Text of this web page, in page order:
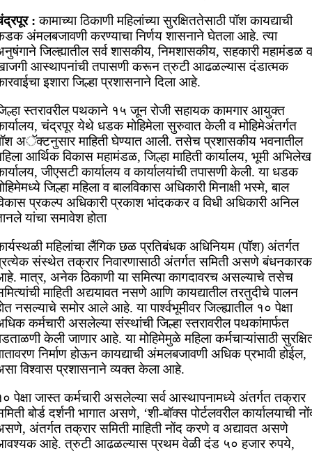
:कामाच्या ठिकाणी महिलांच्या सुरक्षिततेसाठी पॉश कायद्याची
अंमलबजावणी करण्याचा निर्णय शासनाने घेतला आहे. त्या
जिल्ह्यातील सर्व शासकीय, निमशासकीय, सहकारी महामंडळ व
आस्थापनांची तपासणी करून त्रुटी आढळल्यास दंडात्मक
इशारा जिल्हा प्रशासनाने दिला आहे.
स्तरावरील पथकाने १५ जून रोजी सहायक कामगार आयुक्त
चंद्रपूर येथे धडक मोहिमेला सुरुवात केली व मोहिमेअंतर्गत
अॅक्टनुसार माहिती घेण्यात आली. तसेच प्रशासकीय भवनातील
आर्थिक विकास महामंडळ, जिल्हा माहिती कार्यालय, भूमी अभिलेख
जीएसटी कार्यालय व कार्यालयांची तपासणी केली. या धडक
जिल्हा महिला व बालविकास अधिकारी मिनाक्षी भस्मे, बाल
प्रकल्प अधिकारी प्रकाश भांदककर व विधी अधिकारी अनिल
यांचा समावेश होता
महिलांचा लैंगिक छळ प्रतिबंधक अधिनियम (पॉश) अंतर्गत
संस्थेत तक्रार निवारणासाठी अंतर्गत समिती असणे बंधनकारक
मात्र, अनेक ठिकाणी या समित्या कागदावरच असल्याचे तसेच
माहिती अद्ययावत नसणे आणि कायद्यातील तरतुदीचे पालन
नसल्याचे समोर आले आहे. या पार्श्वभूमीवर जिल्ह्यातील १० पेक्षा
कर्मचारी असलेल्या संस्थांची जिल्हा स्तरावरील पथकांमार्फत
केली जाणार आहे. या मोहिमेमुळे महिला कर्मचाऱ्यांसाठी
निर्माण होऊन कायद्याची अंमलबजावणी अधिक प्रभावी होईल,
विश्वास प्रशासनाने व्यक्त केला आहे.
पेक्षा जास्त कर्मचारी असलेल्या सर्व आस्थापनामध्ये अंतर्गत तक्रार
बोर्ड दर्शनी भागात असणे, ‘शी-बॉक्स पोर्टलवरील कार्यालयाची
अंतर्गत तक्रार समिती माहिती नोंद करणे व अद्यावत असणे
आहे. त्रुटी आढळल्यास प्रथम वेळी दंड ५० हजार रुपये,